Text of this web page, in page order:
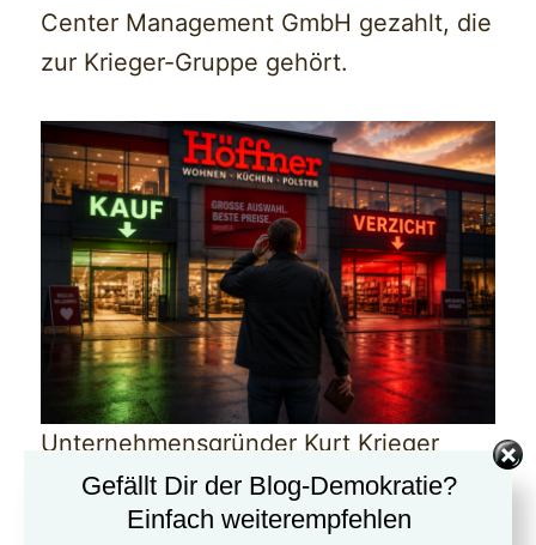
Center Management GmbH gezahlt, die
zur Krieger-Gruppe gehört.
Unternehmensgründer Kurt Krieger
erklärte, sein Unternehmen sei politisch
neutral und die Spende stehe nicht für
Gefällt Dir der Blog-Demokratie?
Einfach weiterempfehlen